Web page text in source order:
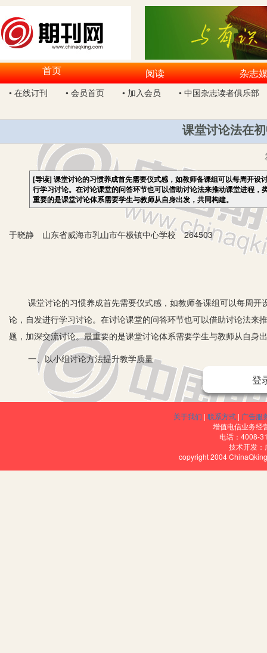
首页 阅读 杂志
• 在线订刊 • 会员首页 • 加入会员 • 中国杂志读者俱乐部
课堂讨论法在
[导读]课堂讨论的习惯养成首先需要仪式感，如教师备课组可以每周开
行学习讨论。在讨论课堂的问答环节也可以借助讨论法来推动课堂进程
重要的是课堂讨论体系需要学生与教师从自身出发，共同构建。
于晓静 山东省威海市乳山市午极镇中心学校 264503
课堂讨论的习惯养成首先需要仪式感，如教师备课组可以每周开
论，自发进行学习讨论。在讨论课堂的问答环节也可以借助讨论法来
题，加深交流讨论。最重要的是课堂讨论体系需要学生与教师从自身
一、以小组讨论方法提升教学质量
教师在上课之前就要将本节课的教学内容，以陈列成清单的方式
组的学生就可以提前确定讨论的资料和问题，学生在反复思考的过
动地给学生一些容易理解的学习资料，循序渐进地让学生对难点进
减少困惑，增加学习的主动性。教师是小组学习的设计者和主导者
习下去，给学生带来超乎想象的收获。比如：在讲《压强》这一课
同，还有凹陷的不同。设计具有趣味性和实际操作性的活动，让学
登
关于我们 | 联系方式 | 广告服
增值电信业务经
电话：4008-
技术开发：
copyright 2004